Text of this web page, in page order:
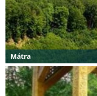
Mátra